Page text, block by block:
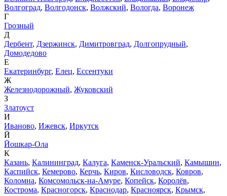
Волгоград, Волгодонск, Волжский, Вологда, Воронеж
Г
Грозный
Д
Дербент, Дзержинск, Димитровград, Долгопрудный,
Домодедово
Е
Екатеринбург, Елец, Ессентуки
Ж
Железнодорожный, Жуковский
З
Златоуст
И
Иваново, Ижевск, Иркутск
Й
Йошкар-Ола
К
Казань, Калининград, Калуга, Каменск-Уральский, Камышин,
Каспийск, Кемерово, Керчь, Киров, Кисловодск, Ковров,
Коломна, Комсомольск-на-Амуре, Копейск, Королёв,
Кострома, Красногорск, Краснодар, Красноярск, Крымск,